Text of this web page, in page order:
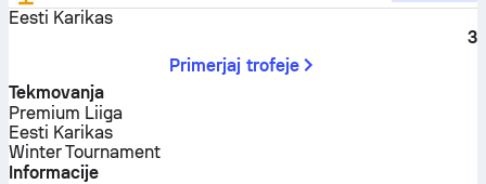
Eesti Karikas
3
Primerjaj trofeje
Tekmovanja
Premium Liiga
Eesti Karikas
Winter Tournament
Informacije